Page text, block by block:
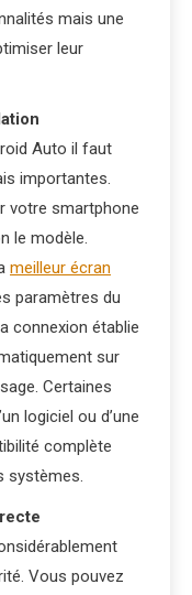
mais une
leur
Auto il faut
importantes.
votre smartphone
le modèle.
meilleur écran
paramètres du
connexion établie
sur
Certaines
logiciel ou d’une
complète
systèmes.
Vous pouvez